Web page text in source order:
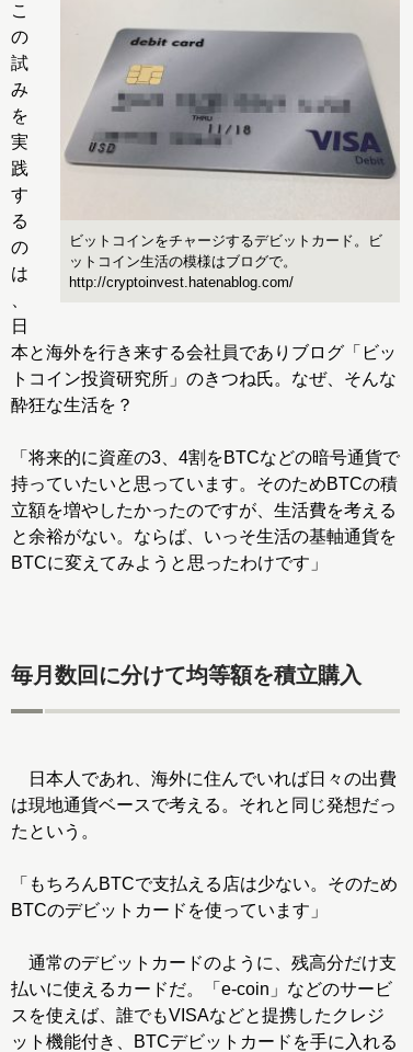
ビットコインをチャージするデビットカード。ビ
ットコイン生活の模様はブログで。
http://cryptoinvest.hatenablog.com/
こ
の
試
み
を
実
践
す
る
の
は
日
本と海外を行き来する会社員でありブログ「ビッ
トコイン投資研究所」のきつね氏。なぜ、そんな
酔狂な生活を？
「将来的に資産の3、4割をBTCなどの暗号通貨で
持っていたいと思っています。そのためBTCの積
立額を増やしたかったのですが、生活費を考える
と余裕がない。ならば、いっそ生活の基軸通貨を
BTCに変えてみようと思ったわけです」
毎月数回に分けて均等額を積立購入
日本人であれ、海外に住んでいれば日々の出費
は現地通貨ベースで考える。それと同じ発想だっ
たという。
「もちろんBTCで支払える店は少ない。そのため
BTCのデビットカードを使っています」
通常のデビットカードのように、残高分だけ支
払いに使えるカードだ。「e-coin」などのサービ
スを使えば、誰でもVISAなどと提携したクレジ
ット機能付き、BTCデビットカードを手に入れる